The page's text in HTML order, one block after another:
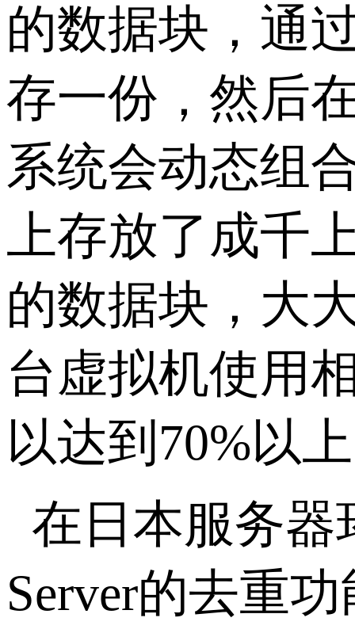
的数据块，通
存一份，然后
系统会动态组
上存放了成千
的数据块，大
台虚拟机使用
以达到70%以
在日本服务器
Server的去重